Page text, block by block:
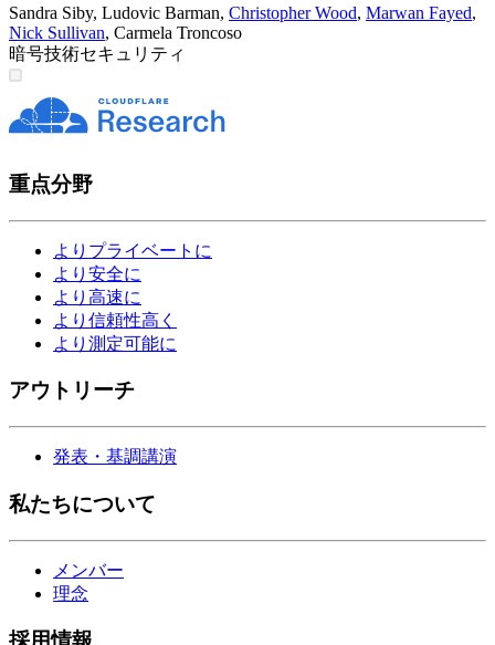
Sandra Siby, Ludovic Barman, Christopher Wood, Marwan Fayed,
Nick Sullivan, Carmela Troncoso
暗号技術セキュリティ
重点分野
よりプライベートに
より安全に
より高速に
より信頼性高く
より測定可能に
アウトリーチ
発表・基調講演
私たちについて
メンバー
理念